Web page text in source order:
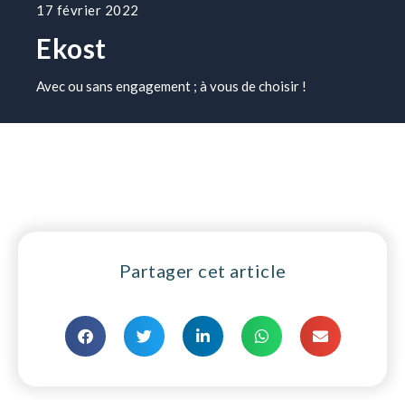
17 février 2022
Ekost
Avec ou sans engagement ; à vous de choisir !
Partager cet article